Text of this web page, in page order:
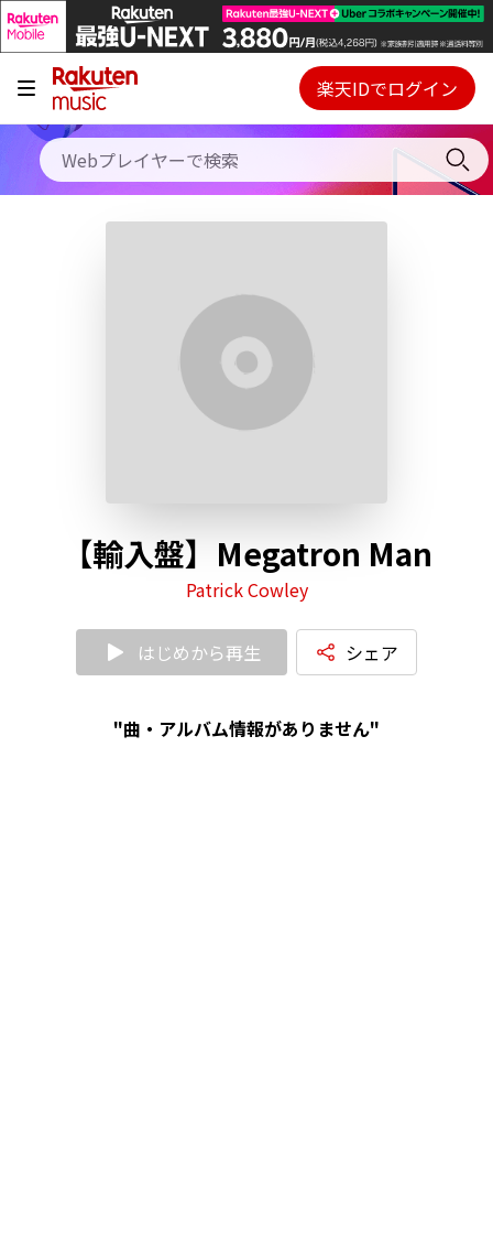
キャンペーン
料金プラン
使い方
Webプレイヤー
ご契約内容の確認・変更
楽天IDでログイン
【輸入盤】Megatron Man
Patrick Cowley
はじめから再生 シェア
"曲・アルバム情報がありません"